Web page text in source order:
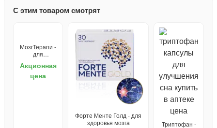
С этим товаром смотрят
МозгТерапи -
для
мышления
Акционная
цена
Форте Менте Голд - для
здоровья мозга
Триптофан -